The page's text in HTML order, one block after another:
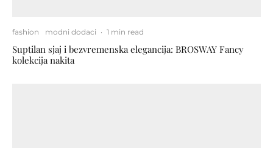
fashion modni dodaci · 1 min read
Suptilan sjaj i bezvremenska elegancija: BROSWAY Fancy
kolekcija nakita